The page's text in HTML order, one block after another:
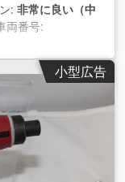
: 非常に良い（中
両番号:
モ ツール インベ
L550-S4Q
ング回転数: 410 /
量: 1.25 kg 工業生
、リクエストに応
小型広告